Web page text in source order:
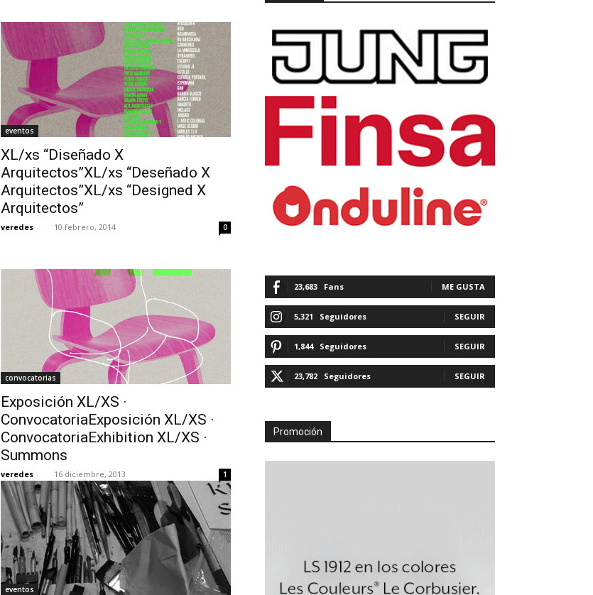
eventos
XL/xs “Diseñado X
Arquitectos”XL/xs “Deseñado X
Arquitectos”XL/xs “Designed X
Arquitectos”
veredes - 10 febrero, 2014 0
convocatorias
Exposición XL/XS ·
ConvocatoriaExposición XL/XS ·
ConvocatoriaExhibition XL/XS ·
Summons
veredes - 16 diciembre, 2013 1
eventos
23,683 Fans ME GUSTA
5,321 Seguidores SEGUIR
1,844 Seguidores SEGUIR
23,782 Seguidores SEGUIR
Promoción